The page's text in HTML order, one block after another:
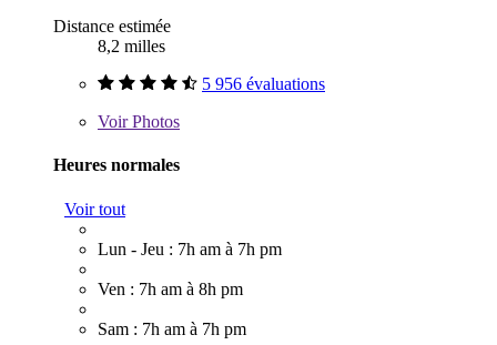
Distance estimée
8,2 milles
5 956 évaluations
VoirPhotos
Heures normales
Voir tout
Lun - Jeu : 7h am à 7h pm
Ven : 7h am à 8h pm
Sam : 7h am à 7h pm